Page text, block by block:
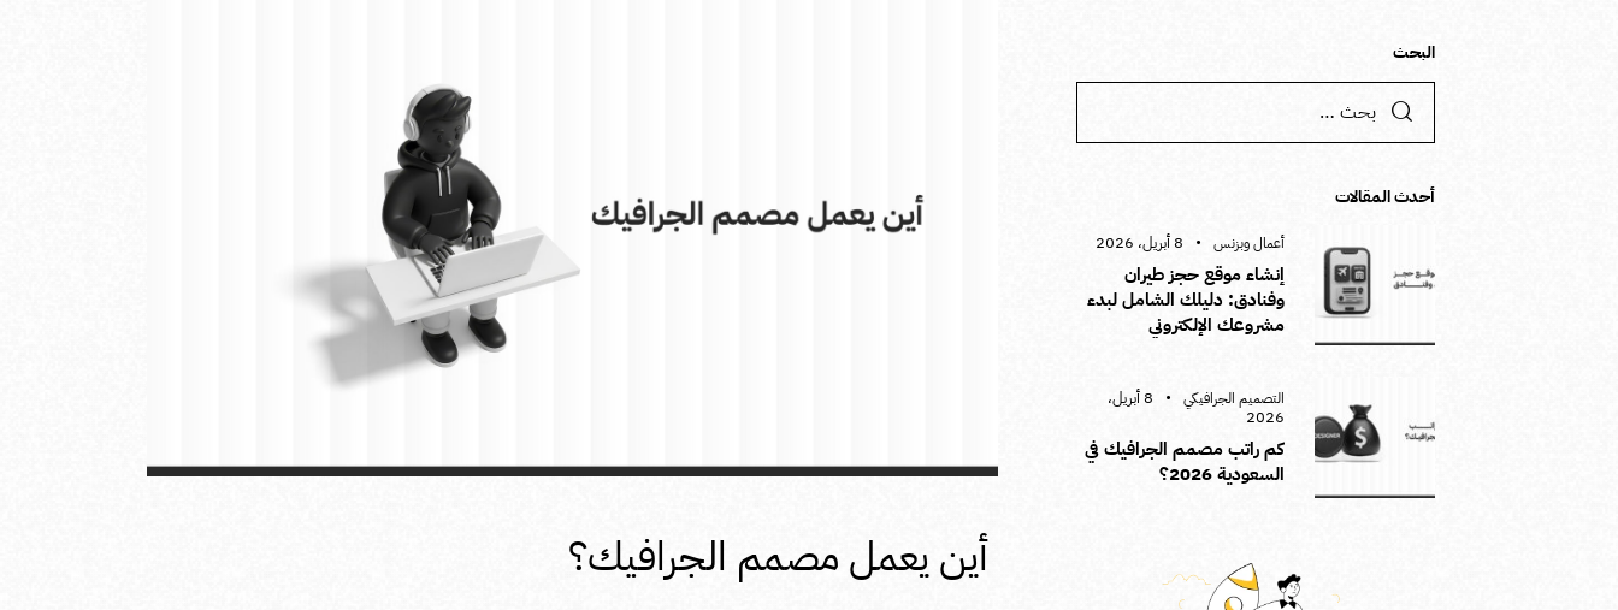
أين يعمل مصمم الجرافيك؟
البحث
أحدث المقالات
أعمال وبزنس 8 أبريل، 2026
إنشاء موقع حجز طيران
وفنادق: دليلك الشامل لبدء
مشروعك الإلكتروني
التصميم الجرافيكي
8 أبريل،
2026
كم راتب مصمم الجرافيك في
السعودية 2026؟